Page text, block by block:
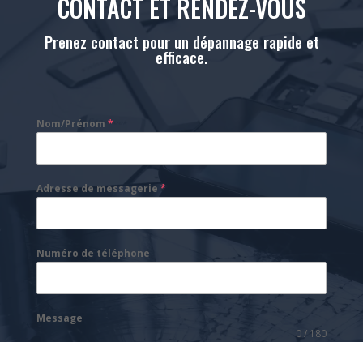
CONTACT ET RENDEZ-VOUS
Prenez contact pour un dépannage rapide et
efficace.
Nom/Prénom *
Adresse de messagerie *
Numéro de téléphone
Message
0 / 180